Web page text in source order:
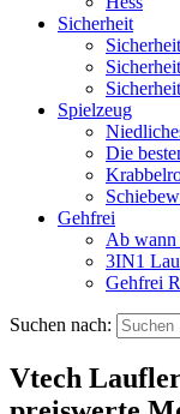
Sicherheit
Spielzeug
Die
Gehfrei
Ab wann
3IN1
Gehfrei
Suchen nach:
Vtech